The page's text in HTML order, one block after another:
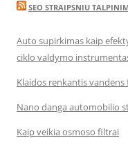
SEO STRAIPSNIU
Auto supirkimas kaip
ciklo valdymo
Klaidos renkantis vandens
Nano danga automobilio
Kaip veikia osmoso filtrai